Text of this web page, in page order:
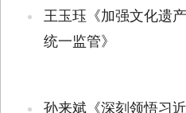
王玉珏《加强文化遗
统一监管》
孙来斌《深刻领悟习